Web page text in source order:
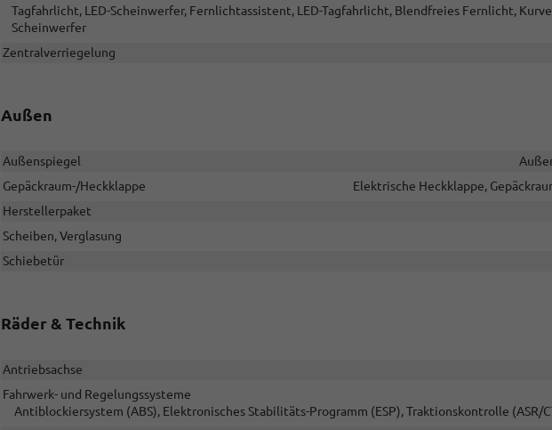
Tagfahrlicht, LED-Scheinwerfer, Fernlichtassistent, LED-Tagfahrlicht, Blendfreies Fernlicht,
Scheinwerfer
Zentralverriegelung
Außen
Außenspiegel
Gepäckraum-/Heckklappe
Elektrische Heckklappe,
Herstellerpaket
Scheiben, Verglasung
Schiebetür
Räder & Technik
Antriebsachse
Fahrwerk- und Regelungssysteme
Antiblockiersystem (ABS), Elektronisches Stabilitäts-Programm (ESP), Traktionskontrolle (ASR/